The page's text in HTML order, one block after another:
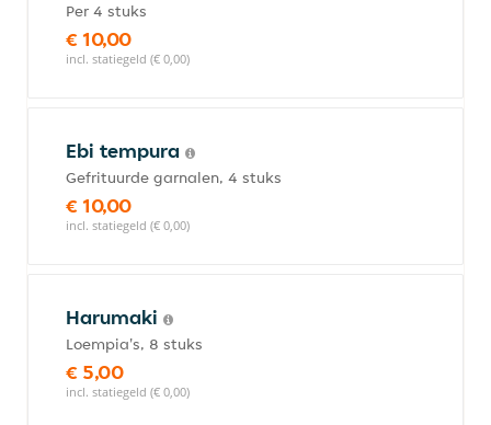
Per 4 stuks
€ 10,00
incl. statiegeld (€ 0,00)
Ebi tempura
Gefrituurde garnalen, 4 stuks
€ 10,00
incl. statiegeld (€ 0,00)
Harumaki
Loempia's, 8 stuks
€ 5,00
incl. statiegeld (€ 0,00)